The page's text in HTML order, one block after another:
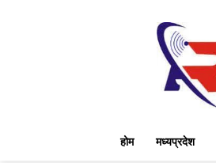
होम मध्यप्रदेश